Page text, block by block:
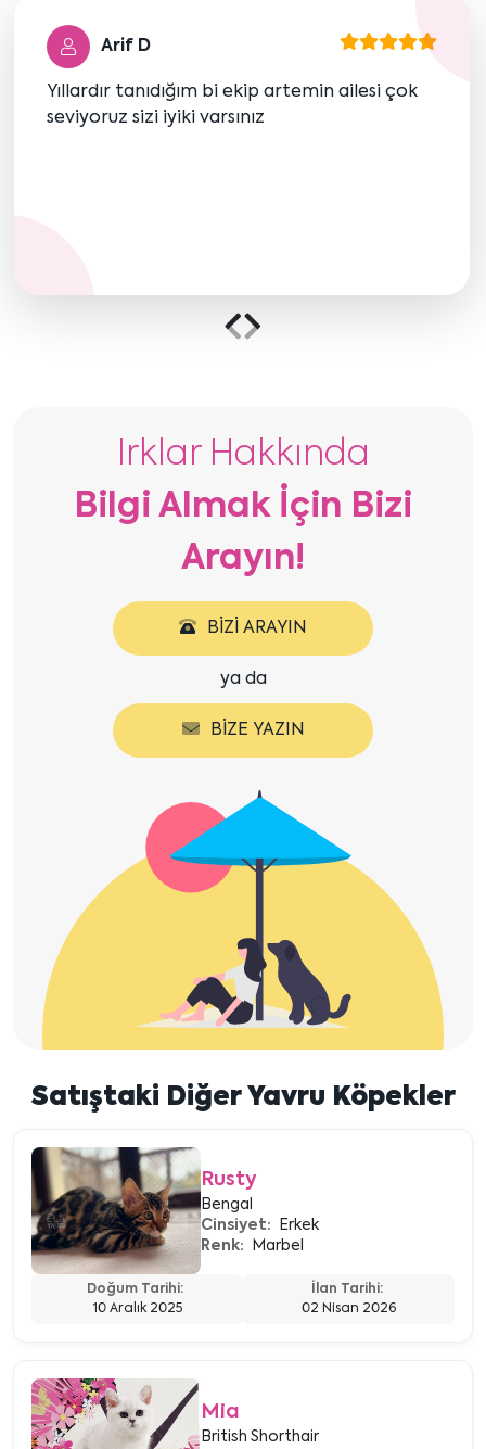
Arif D
Yıllardır tanıdığım bi ekip artemin ailesi çok
seviyoruz sizi iyiki varsınız
Önceki
göster
göster
Irklar Hakkında
Bilgi Almak İçin Bizi
Arayın!
BIZI ARAYIN
ya da
BIZE YAZIN
Satıştaki Diğer Yavru Köpekler
Rusty
Bengal
Cinsiyet:
Erkek
Renk:
Marbel
Doğum Tarihi:
10 Aralık 2025
İlan Tarihi:
02 Nisan 2026
Mia
British Shorthair